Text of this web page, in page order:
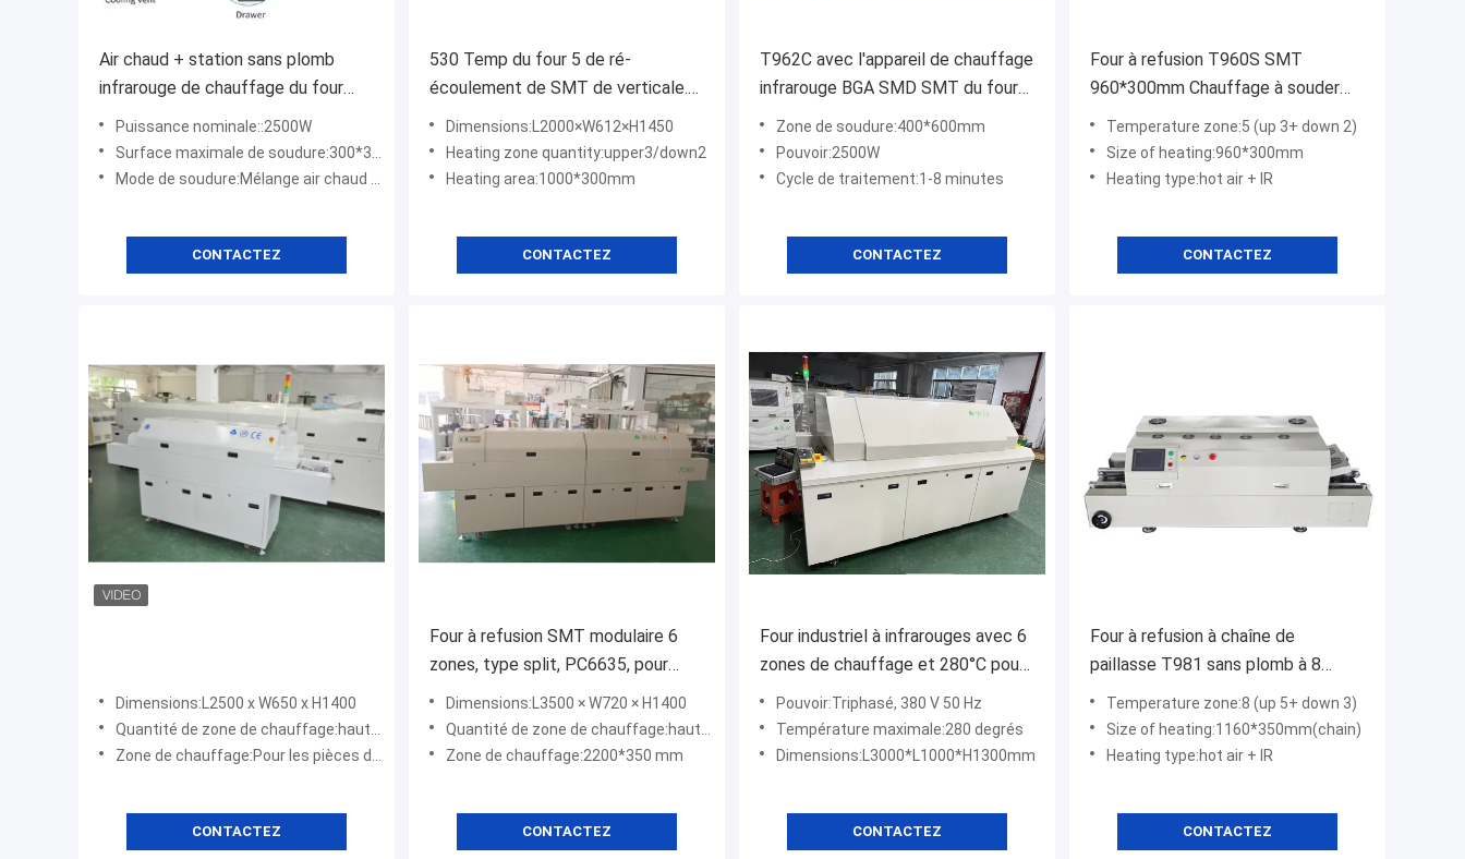
Air chaud + station sans plomb
infrarouge de chauffage du four
CHMRO-420 SMD du ré-
écoulement 2500w
Puissance nominale::2500W
Surface maximale de soudure:300*300mm
Mode de soudure:Mélange air chaud + infrarouge
CONTACTEZ
530 Temp du four 5 de ré-
écoulement de SMT de verticale.
Répartit en zones la machine de
soudure de ré-écoulement de
1000*300mm SMT
Dimensions:L2000×W612×H1450
Heating zone quantity:upper3/down2
Heating area:1000*300mm
CONTACTEZ
T962C avec l'appareil de chauffage
infrarouge BGA SMD SMT du four
400*600mm IC de ré-écoulement
de l'échappement 2500w SMT
chauffant Sation
Zone de soudure:400*600mm
Pouvoir:2500W
Cycle de traitement:1-8 minutes
CONTACTEZ
Four à refusion T960S SMT
960*300mm Chauffage à souder
Écran tactile 5 zones de
température
Temperature zone:5 (up 3+ down 2)
Size of heating:960*300mm
Heating type:hot air + IR
CONTACTEZ
Dimensions:L2500 x W650 x H1400
Quantité de zone de chauffage:haut4/bas4
Zone de chauffage:Pour les pièces détachées:
CONTACTEZ
Four à refusion SMT modulaire 6
zones, type split, PC6635, pour
soudure sans plomb
Dimensions:L3500 × W720 × H1400
Quantité de zone de chauffage:haut/bas6
Zone de chauffage:2200*350 mm
CONTACTEZ
Four industriel à infrarouges avec 6
zones de chauffage et 280°C pour
le séchage de peinture, de
revêtement et d'adhésif
Pouvoir:Triphasé, 380 V 50 Hz
Température maximale:280 degrés
Dimensions:L3000*L1000*H1300mm
CONTACTEZ
Four à refusion à chaîne de
paillasse T981 sans plomb à 8
zones pour brasage BGA PCB
double face
Temperature zone:8 (up 5+ down 3)
Size of heating:1160*350mm(chain)
Heating type:hot air + IR
CONTACTEZ